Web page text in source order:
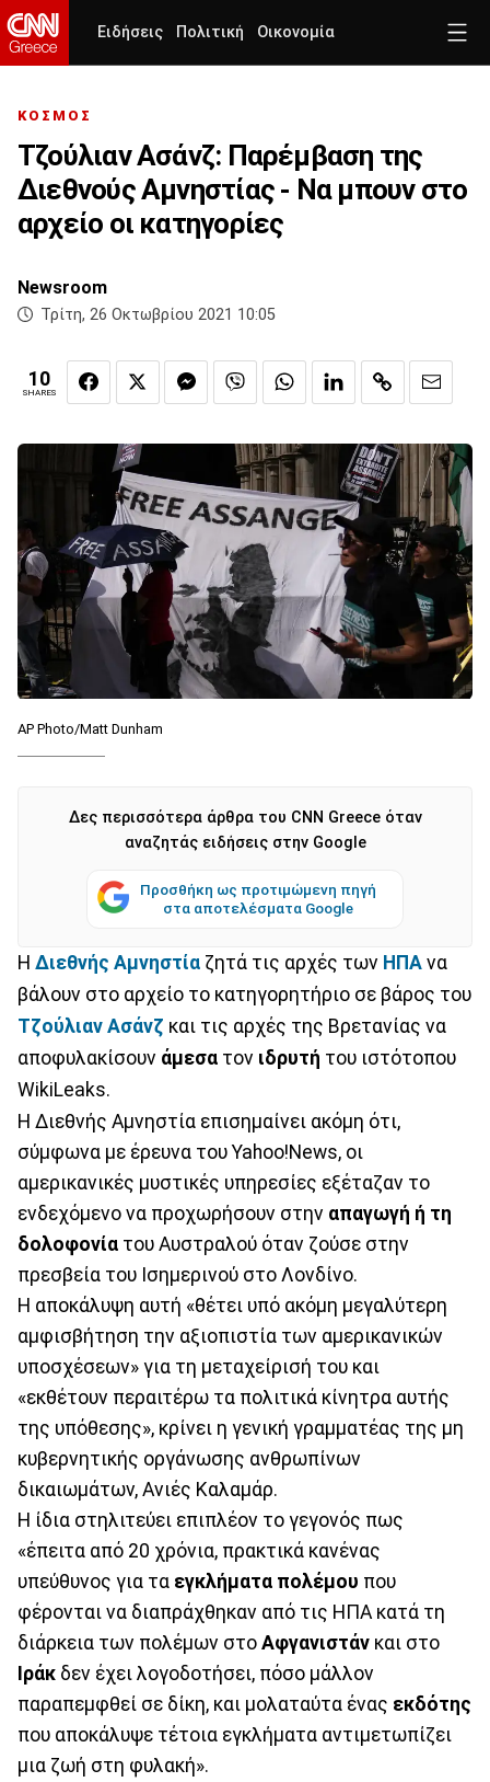
Ειδήσεις Πολιτική Οικονομία
ΚΟΣΜΟΣ
Τζούλιαν Ασάνζ: Παρέμβαση της
Διεθνούς Αμνηστίας - Να μπουν στο
αρχείο οι κατηγορίες
Newsroom
Τρίτη, 26 Οκτωβρίου 2021 10:05
10
SHARES
AP Photo/Matt Dunham
Δες περισσότερα άρθρα του CNN Greece όταν
αναζητάς ειδήσεις στην Google
Προσθήκη ως προτιμώμενη πηγή
στα αποτελέσματα Google
Η Διεθνής Αμνηστία ζητά τις αρχές των ΗΠΑ να
βάλουν στο αρχείο το κατηγορητήριο σε βάρος του
Τζούλιαν Ασάνζ και τις αρχές της Βρετανίας να
αποφυλακίσουν άμεσα τον ιδρυτή του ιστότοπου
WikiLeaks.
Η Διεθνής Αμνηστία επισημαίνει ακόμη ότι,
σύμφωνα με έρευνα του Yahoo!News, οι
αμερικανικές μυστικές υπηρεσίες εξέταζαν το
ενδεχόμενο να προχωρήσουν στην απαγωγή ή τη
δολοφονία του Αυστραλού όταν ζούσε στην
πρεσβεία του Ισημερινού στο Λονδίνο.
Η αποκάλυψη αυτή «θέτει υπό ακόμη μεγαλύτερη
αμφισβήτηση την αξιοπιστία των αμερικανικών
υποσχέσεων» για τη μεταχείρισή του και
«εκθέτουν περαιτέρω τα πολιτικά κίνητρα αυτής
της υπόθεσης», κρίνει η γενική γραμματέας της μη
κυβερνητικής οργάνωσης ανθρωπίνων
δικαιωμάτων, Ανιές Καλαμάρ.
Η ίδια στηλιτεύει επιπλέον το γεγονός πως
«έπειτα από 20 χρόνια, πρακτικά κανένας
υπεύθυνος για τα εγκλήματα πολέμου που
φέρονται να διαπράχθηκαν από τις ΗΠΑ κατά τη
διάρκεια των πολέμων στο Αφγανιστάν και στο
Ιράκ δεν έχει λογοδοτήσει, πόσο μάλλον
παραπεμφθεί σε δίκη, και μολαταύτα ένας εκδότης
που αποκάλυψε τέτοια εγκλήματα αντιμετωπίζει
μια ζωή στη φυλακή».